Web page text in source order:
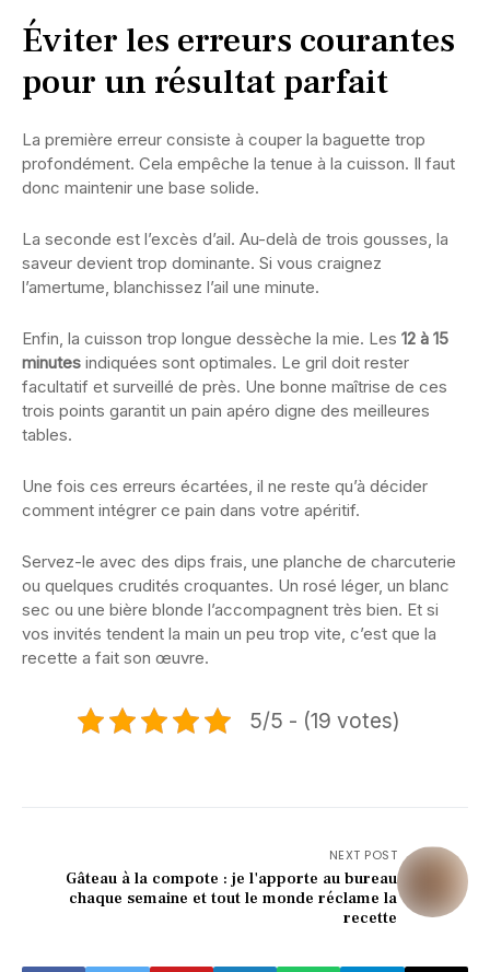
Éviter les erreurs courantes
pour un résultat parfait
La première erreur consiste à couper la baguette trop
profondément. Cela empêche la tenue à la cuisson. Il faut
donc maintenir une base solide.
La seconde est l’excès d’ail. Au-delà de trois gousses, la
saveur devient trop dominante. Si vous craignez
l’amertume, blanchissez l’ail une minute.
Enfin, la cuisson trop longue dessèche la mie. Les 12 à 15
minutes indiquées sont optimales. Le gril doit rester
facultatif et surveillé de près. Une bonne maîtrise de ces
trois points garantit un pain apéro digne des meilleures
tables.
Une fois ces erreurs écartées, il ne reste qu’à décider
comment intégrer ce pain dans votre apéritif.
Servez-le avec des dips frais, une planche de charcuterie
ou quelques crudités croquantes. Un rosé léger, un blanc
sec ou une bière blonde l’accompagnent très bien. Et si
vos invités tendent la main un peu trop vite, c’est que la
recette a fait son œuvre.
5/5 - (19 votes)
NEXT POST
Gâteau à la compote : je l'apporte au bureau
chaque semaine et tout le monde réclame la
recette